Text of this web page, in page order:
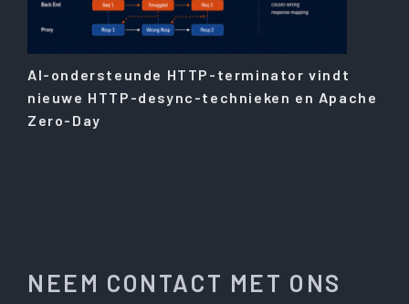
AI-ondersteunde HTTP-terminator vindt
nieuwe HTTP-desync-technieken en Apache
Zero-Day
NEEM CONTACT MET ONS